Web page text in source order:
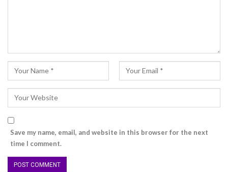
Save my name, email, and website in this browser for the next
time I comment.